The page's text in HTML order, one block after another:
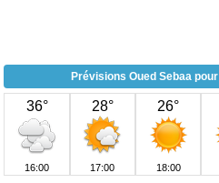
Prévisions Oued Sebaa
36°
16:00
28°
17:00
26°
18:00